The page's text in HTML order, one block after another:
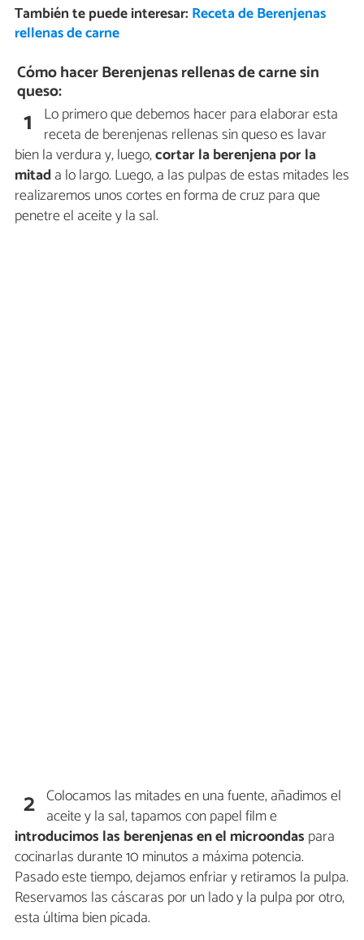
También te puede interesar: Receta de Berenjenas
rellenas de carne
Cómo hacer Berenjenas rellenas de carne sin
queso:
1 Lo primero que debemos hacer para elaborar esta
receta de berenjenas rellenas sin queso es lavar
bien la verdura y, luego,cortar la berenjena por la
mitada lo largo. Luego, a las pulpas de estas mitades les
realizaremos unos cortes en forma de cruz para que
penetre el aceite y la sal.
2 Colocamos las mitades en una fuente, añadimos el
aceite y la sal, tapamos con papel film e
introducimos las berenjenas en el microondas para
cocinarlas durante 10 minutos a máxima potencia.
Pasado este tiempo, dejamos enfriar y retiramos la pulpa.
Reservamos las cáscaras por un lado y la pulpa por otro,
esta última bien picada.